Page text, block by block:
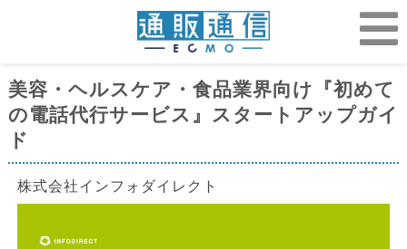
美容・ヘルスケア・食品業界向け『初めて
の電話代行サービス』スタートアップガイ
ド
株式会社インフォダイレクト